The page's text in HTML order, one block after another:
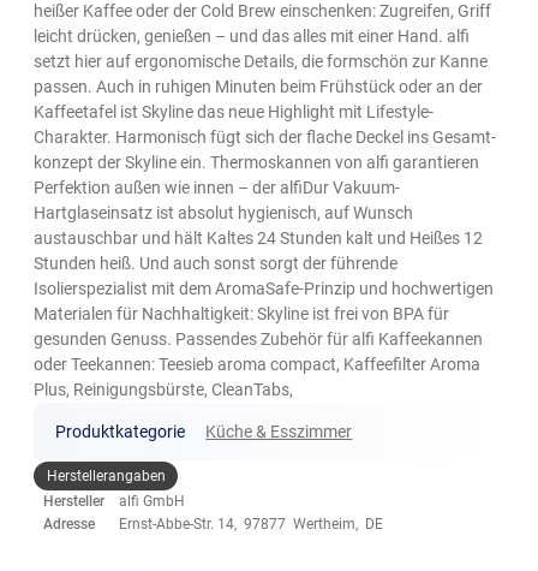
heißer Kaffee oder der Cold Brew einschenken: Zugreifen, Griff
leicht drücken, genießen – und das alles mit einer Hand. alfi
setzt hier auf ergonomische Details, die formschön zur Kanne
passen. Auch in ruhigen Minuten beim Frühstück oder an der
Kaffeetafel ist Skyline das neue Highlight mit Lifestyle-
Charakter. Harmonisch fügt sich der flache Deckel ins Gesamt­
konzept der Skyline ein. Thermoskannen von alfi garantieren
Perfektion außen wie innen – der alfiDur Vakuum-
Hartglaseinsatz ist absolut hygienisch, auf Wunsch
austauschbar und hält Kaltes 24 Stunden kalt und Heißes 12
Stunden heiß. Und auch sonst sorgt der führende
Isolierspezialist mit dem AromaSafe-Prinzip und hochwertigen
Materialen für Nachhaltigkeit: Skyline ist frei von BPA für
gesunden Genuss. Passendes Zubehör für alfi Kaffeekannen
oder Teekannen: Teesieb aroma compact, Kaffeefilter Aroma
Plus, Reinigungsbürste, CleanTabs,
Produktkategorie Küche & Esszimmer
Herstellerangaben
Hersteller
alfi GmbH
Adresse
Ernst-Abbe-Str. 14, 97877 Wertheim, DE